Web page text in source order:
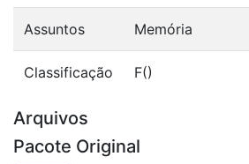
Assuntos Memória
Classificação F()
Arquivos
Pacote Original